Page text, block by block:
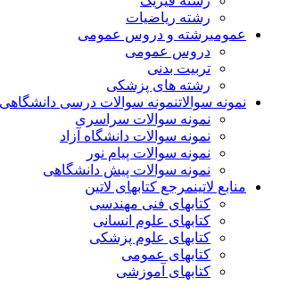
رشته ریاضیات
عمومیرشته و دروس عمومی
دروس عمومی
تربیت بدنی
رشته های پزشکی
نمونه سوالاتنمونه سوالات درسی دانشگاهی
نمونه سوالات سراسری
نمونه سوالات دانشگاه آزاد
نمونه سوالات پیام نور
نمونه سوالات پیش دانشگاهی
منابع لاتینمرجع کتابهای لاتین
کتابهای فنی مهندسی
کتابهای علوم انسانی
کتابهای علوم پزشکی
کتابهای عمومی
کتابهای آموزشی